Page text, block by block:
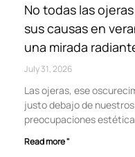
No todas las
sus causas en
una mirada
July 31, 2026
Las ojeras, ese
justo debajo de
preocupaciones
Read more "